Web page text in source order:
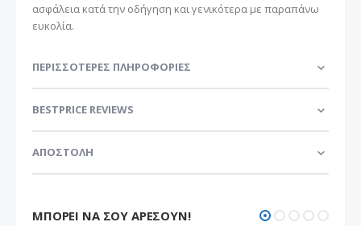
ασφάλεια κατά την οδήγηση και γενικότερα με παραπάνω
ευκολία.
ΠΕΡΙΣΣΌΤΕΡΕΣ ΠΛΗΡΟΦΟΡΊΕΣ
BESTPRICE REVIEWS
ΑΠΟΣΤΟΛΗ
ΜΠΟΡΕΊ ΝΑ ΣΟΥ ΑΡΈΣΟΥΝ!